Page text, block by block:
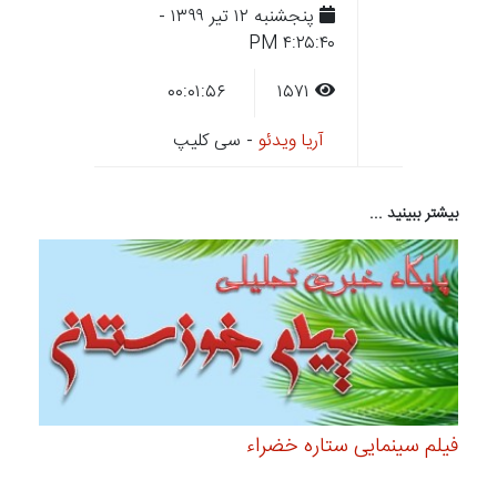
پنجشنبه ۱۲ تير ۱۳۹۹ -
۴:۲۵:۴۰ PM
آریا ویدئو - سی کلیپ
بیشتر ببینید ...
فیلم سینمایی ستاره خضراء